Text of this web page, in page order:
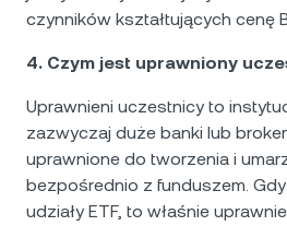
czynników kształtujących cenę
4. Czym jest uprawniony
Uprawnieni uczestnicy to
zazwyczaj duże banki lub
uprawnione do tworzenia i
bezpośrednio z funduszem.
udziały ETF, to właśnie